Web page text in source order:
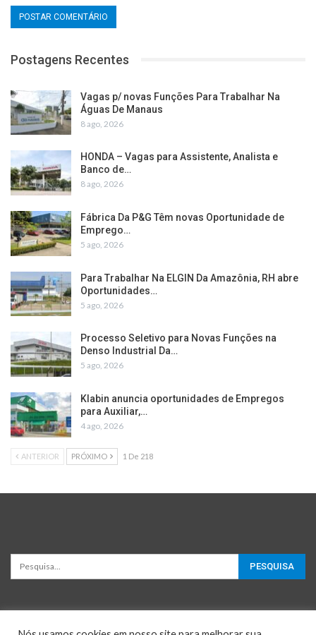
Postagens Recentes
Vagas p/ novas Funções Para Trabalhar Na
Águas De Manaus
8 ago, 2026
HONDA – Vagas para Assistente, Analista e
Banco de…
8 ago, 2026
Fábrica Da P&G Têm novas Oportunidade de
Emprego…
5 ago, 2026
Para Trabalhar Na ELGIN Da Amazônia, RH abre
Oportunidades…
5 ago, 2026
Processo Seletivo para Novas Funções na
Denso Industrial Da…
5 ago, 2026
Klabin anuncia oportunidades de Empregos
para Auxiliar,…
4 ago, 2026
ANTERIOR PRÓXIMO 1 De 218